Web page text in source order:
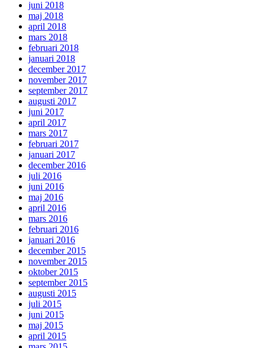
juni 2018
maj 2018
april 2018
mars 2018
februari 2018
januari 2018
december 2017
november 2017
september 2017
augusti 2017
juni 2017
april 2017
mars 2017
februari 2017
januari 2017
december 2016
juli 2016
juni 2016
maj 2016
april 2016
mars 2016
februari 2016
januari 2016
december 2015
november 2015
oktober 2015
september 2015
augusti 2015
juli 2015
juni 2015
maj 2015
april 2015